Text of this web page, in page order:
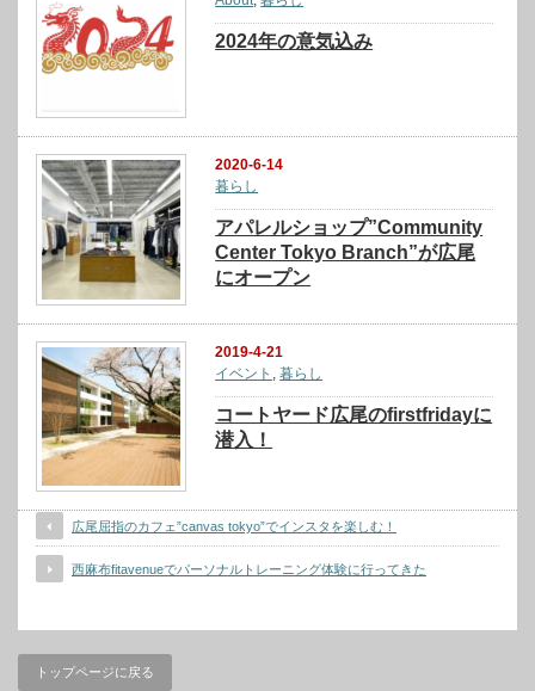
2024年の意気込み
2020-6-14
暮らし
アパレルショップ”Community
Center Tokyo Branch”が広尾
にオープン
2019-4-21
イベント
,暮らし
コートヤード広尾のfirstfridayに
潜入！
広尾屈指のカフェ”canvas tokyo”でインスタを楽しむ！
西麻布fitavenueでパーソナルトレーニング体験に行ってきた
トップページに戻る